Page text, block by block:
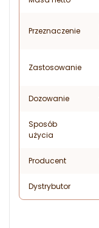
Przeznaczenie
Zastosowanie
Dozowanie
Sposób
użycia
Producent
Dystrybutor